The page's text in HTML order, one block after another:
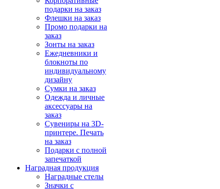
подарки на заказ
Флешки на заказ
Промо подарки на
заказ
Зонты на заказ
Ежедневники и
блокноты по
индивидуальному
дизайну
Сумки на заказ
Одежда и личные
аксессуары на
заказ
Сувениры на 3D-
принтере. Печать
на заказ
Подарки с полной
запечаткой
Наградная продукция
Наградные стелы
Значки с